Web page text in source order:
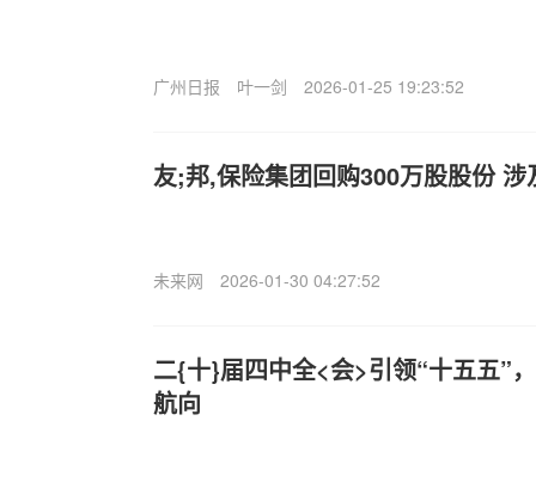
广州日报 叶一剑 2026-01-25 19:23:52
友;邦,保险集团回购300万股股份
未来网 2026-01-30 04:27:52
二{十}届四中全<会>引领“十五五”
航向